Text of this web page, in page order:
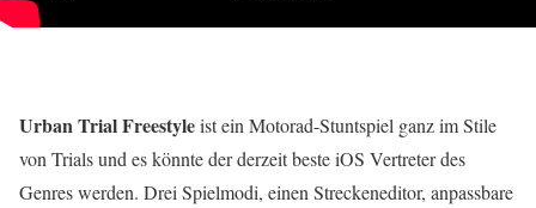
Urban Trial Freestyleist ein Motorad-Stuntspiel ganz im Stile
von Trials und es könnte der derzeit beste iOS Vertreter des
Genres werden. Drei Spielmodi, einen Streckeneditor, anpassbare